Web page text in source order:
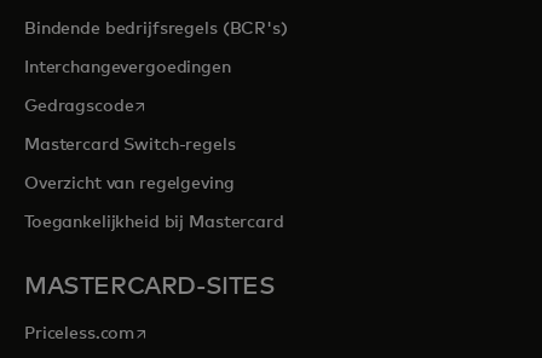
Bindende bedrijfsregels (BCR's)
Interchangevergoedingen
Gedragscodeopens in a new tab
Mastercard Switch-regels
Overzicht van regelgeving
Toegankelijkheid bij Mastercard
MASTERCARD-SITES
Priceless.com opens in a new tab